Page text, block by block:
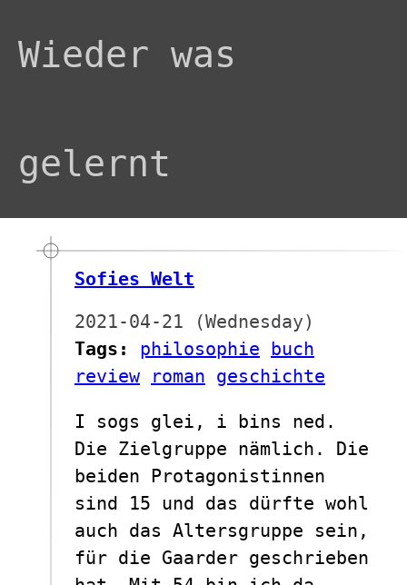
Wieder was
gelernt
Sofies Welt
2021-04-21 (Wednesday)
Tags:
philosophie buch
review
roman geschichte
I sogs glei, i bins ned.
Die Zielgruppe nämlich. Die
beiden Protagonistinnen
sind 15 und das dürfte wohl
auch das Altersgruppe sein,
für die Gaarder geschrieben